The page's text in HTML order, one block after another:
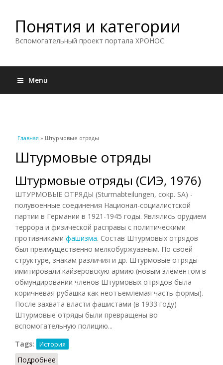
Понятия и категории
Вспомогательный проект портала ХРОНОС
Menu
Вы здесь
Главная » Штурмовые отряды
Штурмовые отряды
Штурмовые отряды (СИЭ, 1976)
ШТУРМОВЫЕ ОТРЯДЫ (Sturmabteilungen, сокр. SA) -
полувоенные соединения Национал-социалистской
партии в Германии в 1921-1945 годы. Являлись орудием
террора и физической расправы с политическими
противниками фашизма. Состав Штурмовых отрядов
был преимущественно мелкобуржуазным. По своей
структуре, знакам различия и др. Штурмовые отряды
имитировали кайзеровскую армию (новым элементом в
обмундировании членов Штурмовых отрядов была
коричневая рубашка как неотъемлемая часть формы).
После захвата власти фашистами (в 1933 году)
Штурмовые отряды были превращены во
вспомогательную полицию...
Tags:
История
Подробнее